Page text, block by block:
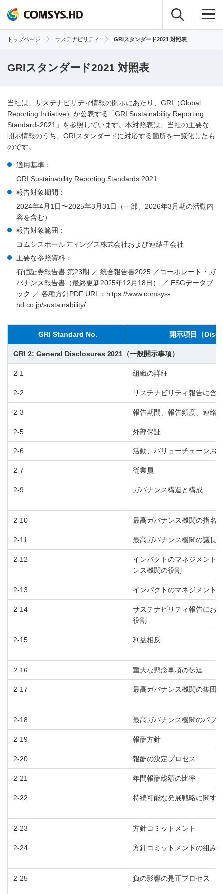
トップページ サステナビリティ GRIスタンダード2021 対照表
GRIスタンダード2021 対照表
当社は、サステナビリティ情報の開示にあたり、GRI（Global
Reporting Initiative）が公表する「GRI Sustainability Reporting
Standards2021」を参照しています。本対照表は、当社の主要な
開示情報のうち、GRIスタンダードに対応する箇所を一覧化したも
のです。
適用基準：
GRI Sustainability Reporting Standards 2021
報告対象期間：
2024年4月1日〜2025年3月31日（一部、2026年3月期の活動内
容を含む）
報告対象範囲：
コムシスホールディングス株式会社および連結子会社
主要な参照資料：
有価証券報告書 第23期 ／ 統合報告書2025 ／コーポレート・ガ
バナンス報告書（最終更新2025年12月18日） ／ ESGデータブ
ック ／ 各種方針PDF URL： https://www.comsys-
hd.co.jp/sustainability/
GRI Standard No. 開示項目（
GRI 2: General Disclosures 2021（一般開示事項）
2-1 組織の詳細
2-2 サステナビリティ報告に含
2-3 報告期間、報告頻度、連絡先
2-5 外部保証
2-6 活動、バリューチェーンお
2-7 従業員
2-9 ガバナンス構造と構成
2-10 最高ガバナンス機関の指名
2-11 最高ガバナンス機関の議長
2-12
インパクトのマネジメント
ンス機関の役割
2-13 インパクトのマネジメント
2-14
サステナビリティ報告にお
役割
2-15 利益相反
2-16 重大な懸念事項の伝達
2-17 最高ガバナンス機関の集団
2-18 最高ガバナンス機関のパフ
2-19 報酬方針
2-20 報酬の決定プロセス
2-21 年間報酬総額の比率
2-22 持続可能な発展戦略に関す
2-23 方針コミットメント
2-24 方針コミットメントの組み
2-25 負の影響の是正プロセス